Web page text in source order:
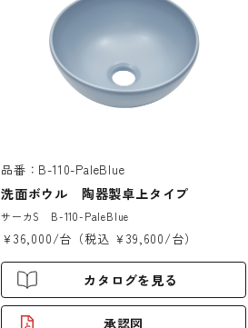
品番：B-110-PaleBlue
洗面ボウル 陶器製卓上タイプ
サーカS B-110-PaleBlue
￥36,000/台（税込 ￥39,600/台）
カタログを見る
承認図